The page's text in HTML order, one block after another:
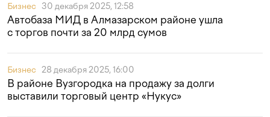
Бизнес 30 декабря 2025, 12:58
Автобаза МИД в Алмазарском районе ушла
с торгов почти за 20 млрд сумов
Бизнес 28 декабря 2025, 16:00
В районе Вузгородка на продажу за долги
выставили торговый центр «Нукус»